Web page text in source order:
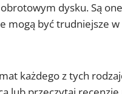
dysku. Są
mogą być trudniejsze
każdego z tych